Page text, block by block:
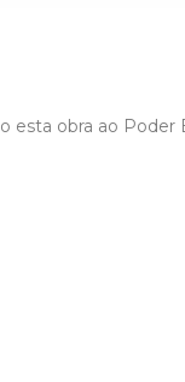
esta obra ao Poder